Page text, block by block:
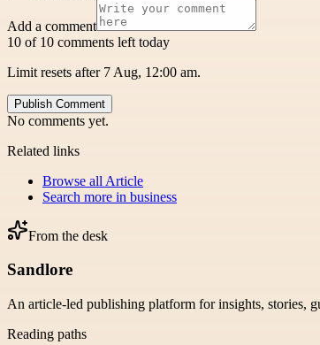
Add a comment
10 of 10 comments left today
Limit resets after 7 Aug, 12:00 am.
Publish Comment
No comments yet.
Related links
Browse all Article
Search more in business
From the desk
Sandlore
An article-led publishing platform for insights, stories,
Reading paths